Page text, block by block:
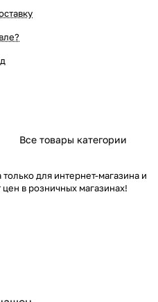
Все товары категории
для интернет-магазина и
цен в розничных магазинах!